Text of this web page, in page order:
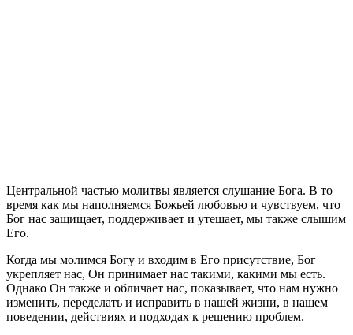
Центральной частью молитвы является слушание Бога. В то
время как мы наполняемся Божьей любовью и чувствуем, что
Бог нас защищает, поддерживает и утешает, мы также слышим
Его.
Когда мы молимся Богу и входим в Его присутствие, Бог
укрепляет нас, Он принимает нас такими, какими мы есть.
Однако Он также и обличает нас, показывает, что нам нужно
изменить, переделать и исправить в нашей жизни, в нашем
поведении, действиях и подходах к решению проблем.